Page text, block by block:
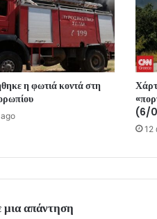
η φωτιά κοντά στη
(6/
12
απάντηση